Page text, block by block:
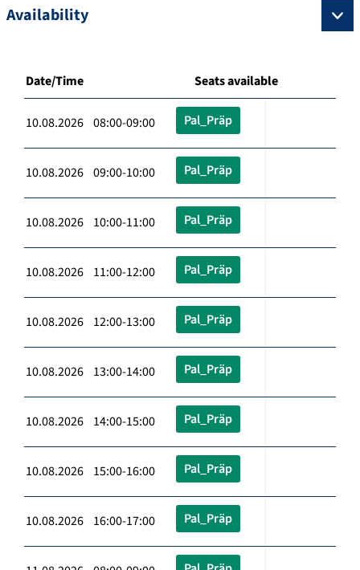
Availability
Date/Time Seats available
10.08.2026 08:00-09:00 Pal_Präp
10.08.2026 09:00-10:00 Pal_Präp
10.08.2026 10:00-11:00 Pal_Präp
10.08.2026 11:00-12:00 Pal_Präp
10.08.2026 12:00-13:00 Pal_Präp
10.08.2026 13:00-14:00 Pal_Präp
10.08.2026 14:00-15:00 Pal_Präp
10.08.2026 15:00-16:00 Pal_Präp
10.08.2026 16:00-17:00 Pal_Präp